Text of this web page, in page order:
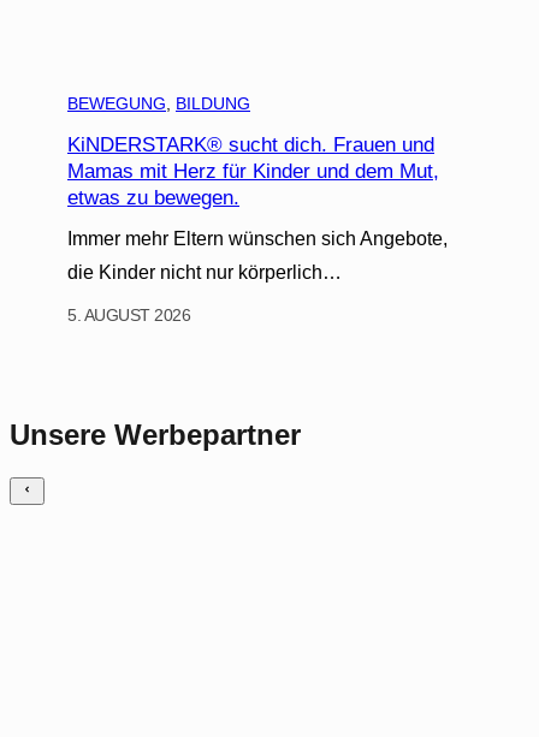
BEWEGUNG BILDUNG
KiNDERSTARK® sucht dich. Frauen und
Mamas mit Herz für Kinder und dem Mut,
etwas zu bewegen.
Immer mehr Eltern wünschen sich Angebote,
die Kinder nicht nur körperlich…
5. AUGUST 2026
Unsere Werbepartner